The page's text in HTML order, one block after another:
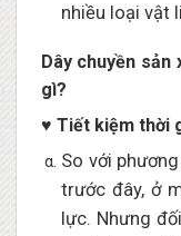
nhiều loại vật
Dây chuyền
gì?
♥ Tiết kiệm thời
So với
trước đây, ở
lực. Nhưng